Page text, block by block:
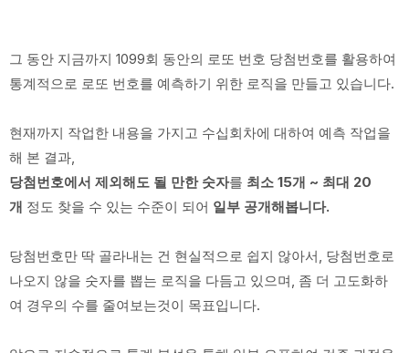
그 동안 지금까지 1099회 동안의 로또 번호 당첨번호를 활용하여
통계적으로 로또 번호를 예측하기 위한 로직을 만들고 있습니다.
현재까지 작업한 내용을 가지고 수십회차에 대하여 예측 작업을
해 본 결과,
당첨번호에서 제외해도 될 만한 숫자를 최소 15개 ~ 최대 20
개 정도 찾을 수 있는 수준이 되어 일부 공개해봅니다.
당첨번호만 딱 골라내는 건 현실적으로 쉽지 않아서, 당첨번호로
나오지 않을 숫자를 뽑는 로직을 다듬고 있으며, 좀 더 고도화하
여 경우의 수를 줄여보는것이 목표입니다.